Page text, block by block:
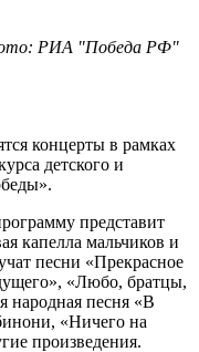
РИА "Победа РФ"
концерты в рамках
детского и
представит
капелла мальчиков и
песни «Прекрасное
«Любо, братцы,
народная песня «В
«Ничего на
произведения.